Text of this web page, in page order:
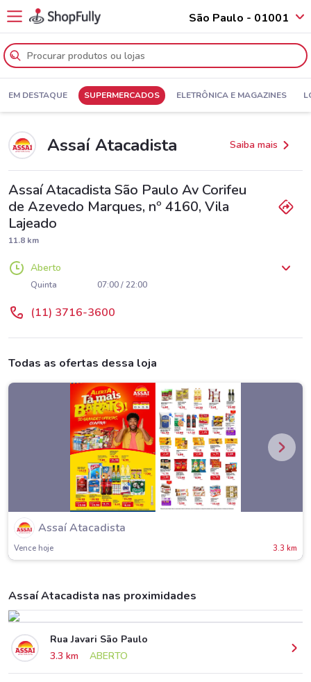
São Paulo - 01001
EM DESTAQUE SUPERMERCADOS ELETRÔNICA E MAGAZINES
Assaí Atacadista Saiba mais
Assaí Atacadista São Paulo Av Corifeu
de Azevedo Marques, nº 4160, Vila
Lajeado
11.8 km
Aberto
Quinta 07:00 / 22:00
(11) 3716-3600
Todas as ofertas dessa loja
Assaí Atacadista
Vence hoje 3.3 km
Assaí Atacadista nas proximidades
Rua Javari São Paulo
3.3 km
ABERTO